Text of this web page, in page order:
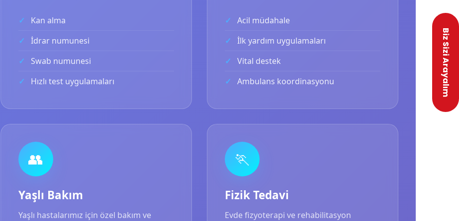
Kan alma
İdrar numunesi
Swab numunesi
Hızlı test uygulamaları
Acil müdahale
İlk yardım uygulamaları
Vital destek
Ambulans koordinasyonu
👥
Yaşlı Bakım
Yaşlı hastalarımız için özel bakım ve
🏃
Fizik Tedavi
Evde fizyoterapi ve rehabilitasyon
Biz Sizi Arayalım